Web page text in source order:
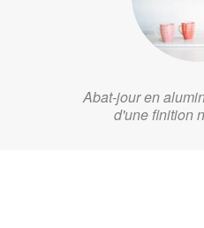
Abat-jour en
d'une finition